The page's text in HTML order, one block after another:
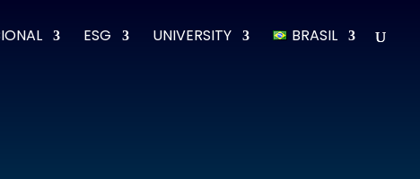
ESG UNIVERSITY BRASIL